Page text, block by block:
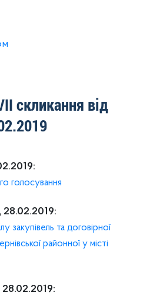
ради
скликання від
голосування
28.02.2019:
закупівель та договірної
районної у місті
28.02.2019: